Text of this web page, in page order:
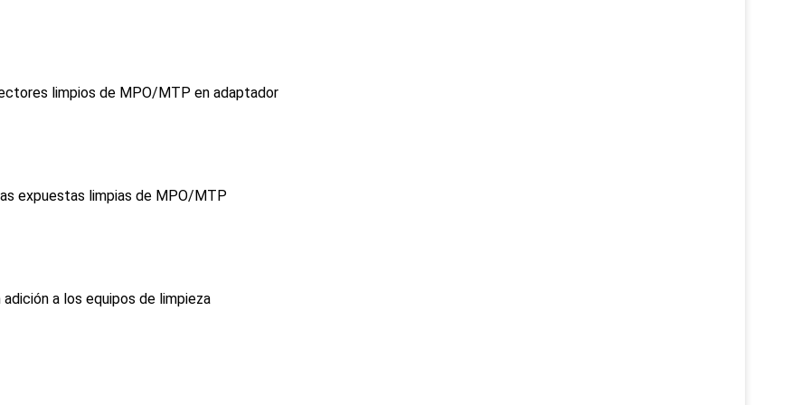
limpios de MPO/MTP en adaptador
expuestas limpias de MPO/MTP
adición a los equipos de limpieza